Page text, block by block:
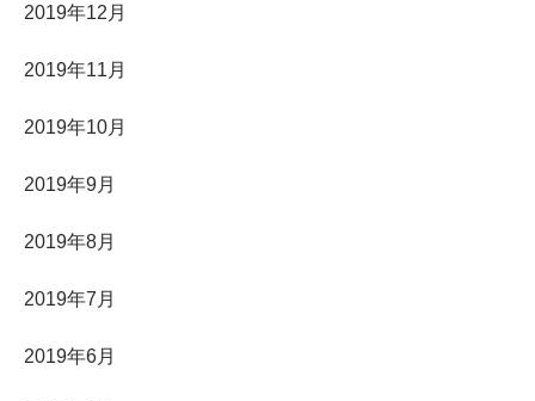
2019年12月
2019年11月
2019年10月
2019年9月
2019年8月
2019年7月
2019年6月